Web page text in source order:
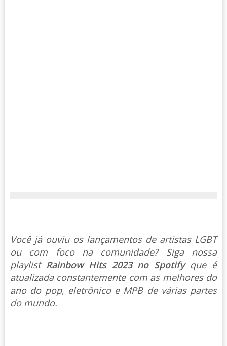
Você já ouviu os lançamentos de artistas LGBT
ou com foco na comunidade? Siga nossa
playlist Rainbow Hits 2023 no Spotify que é
atualizada constantemente com as melhores do
ano do pop, eletrônico e MPB de várias partes
do mundo.